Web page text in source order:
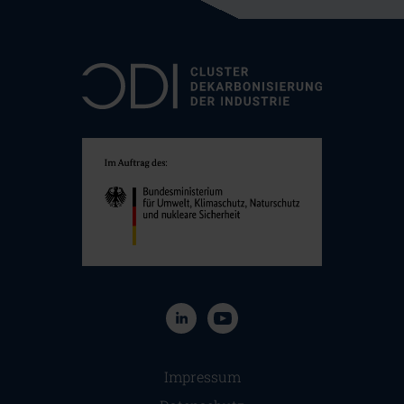
Navigation überspringen
Impressum